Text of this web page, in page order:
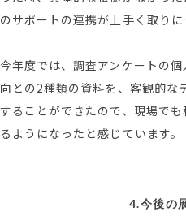
のサポートの連携が上手く取りに
今年度では、調査アンケートの
向との2種類の資料を、客観的な
することができたので、現場で
るようになったと感じています。
4.今後の